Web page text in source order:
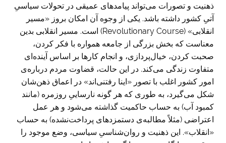
ذهنیت و تصورات می‌تواند پیامدهای عمیقی در تحولات سیاسیِ
آتیِ کشور داشته باشد. یکی از وجوه آن امکان بروز «مسیر
انقلابی» (Revolutionary Course) است. مسیر انقلابی بدین
معناست که بخش بزرگی از جامعه همواره با فکر کردن،
صحبت کردن، خیال‌پردازی، و انجام کارها بر اساس آینده‌ای
متفاوت زندگی می‌کند. در این حالت، قضاوت مردم درباره‌ی
امور کشور اغلب با تصور «اینا رفتنی‌اند» در اعماق ذهن‌شان
شکل می‌گیرد، به ‌طوری که هر گونه نارساییِ روزمره (مانند
کمبود آب) به حساب حاکمیت گذاشته می‌شود و هر عمل
اعتراضی (مثلاً مطالبه‌ی دستمزدهای پرداخت‌نشده) به حساب
«انقلاب». این ذهنیت و روان‌شناسیِ سیاسی، وضع موجود را